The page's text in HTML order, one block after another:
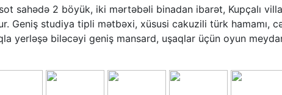
sahədə 2 böyük, iki mərtəbəli binadan ibarət, Kupçalı
Geniş studiya tipli mətbəxi, xüsusi cakuzili türk hamamı,
yerləşə biləcəyi geniş mansard, uşaqlar üçün oyun